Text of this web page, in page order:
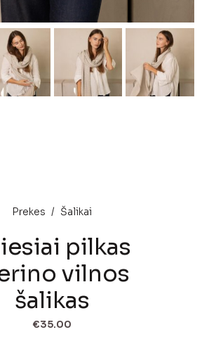
Prekes / Šalikai
pilkas
vilnos
šalikas
€35.00